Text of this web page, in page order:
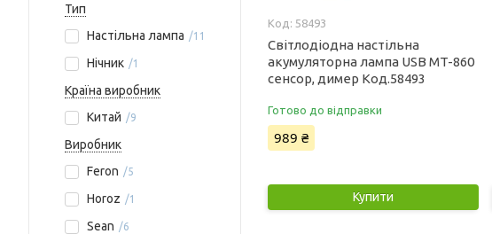
Тип
Настільна лампа
11
Нічник 1
Країна виробник
Китай
9
Виробник
Feron
5
Horoz 1
Sean 6
58493
Світлодіодна настільна
акумуляторна лампа USB MT-860
сенсор, димер Код.58493
Готово до відправки
989 ₴
Купити